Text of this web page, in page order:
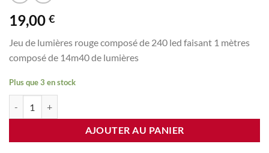
19,00 €
Jeu de lumières rouge composé de 240 led faisant 1 mètres
composé de 14m40 de lumières
Plus que 3 en stock
AJOUTER AU PANIER